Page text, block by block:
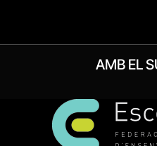
AMB EL